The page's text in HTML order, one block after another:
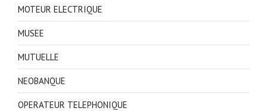
MOTEUR ELECTRIQUE
MUSEE
MUTUELLE
NEOBANQUE
OPERATEUR TELEPHONIQUE